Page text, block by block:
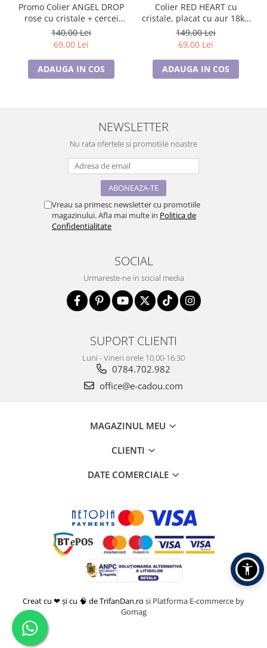
Promo Colier ANGEL DROP
rose cu cristale + cercei
asortati CADOU
140,00 Lei
69,00 Lei
ADAUGA IN COS
Colier RED HEART cu
cristale, placat cu aur 18k -
Accesoriu Luxury al Iubirii
149,00 Lei
69,00 Lei
ADAUGA IN COS
NEWSLETTER
Nu rata ofertele si promotiile noastre
Vreau sa primesc newsletter cu promotiile
magazinului. Afla mai multe in Politica de
Confidentialitate
SOCIAL
Urmareste-ne in social media
SUPORT CLIENTI
Luni - Vineri orele 10.00-16.30
0784.702.982
office@e-cadou.com
MAGAZINUL MEU
CLIENTI
DATE COMERCIALE
Creat cu ❤ și cu 🧠 de TrifanDan.ro si Platforma E-commerce by
Gomag